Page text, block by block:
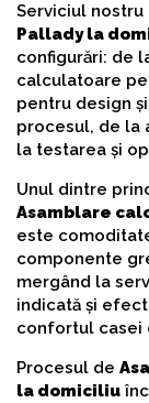
Serviciul nostru
Pallady la
configurări: de
calculatoare
pentru design
procesul, de la
la testarea și
Unul dintre
Asamblare
este
componente
mergând la
indicată și
confortul casei
Procesul de
la domiciliu